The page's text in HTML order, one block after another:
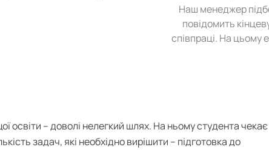
Наш менеджер
повідомить
співпраці. На цьому
освіти – доволі нелегкий шлях. На ньому студента чекає
задач, які необхідно вирішити – підготовка до